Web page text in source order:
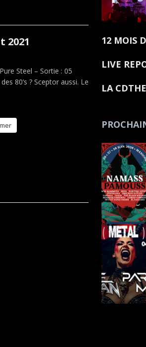
2021
Steel – Sortie : 05
80’s ? Sceptor aussi. Le
12 MOIS
LIVE
LA